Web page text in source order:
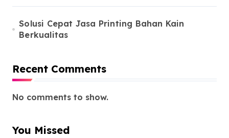
Solusi Cepat Jasa Printing Bahan Kain
Berkualitas
Recent Comments
No comments to show.
You Missed